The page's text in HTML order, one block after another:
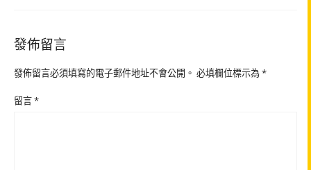
發佈留言
發佈留言必須填寫的電子郵件地址不會公開。 必填欄位標示為*
留言*